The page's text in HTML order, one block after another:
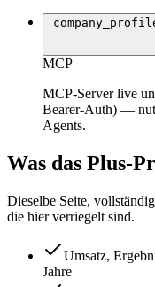
MCP
MCP-Server live
Bearer-Auth) —
Agents.
Was das Plus-
Dieselbe Seite,
die hier verriegelt sind.
Umsatz,
Jahre